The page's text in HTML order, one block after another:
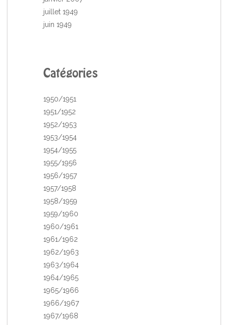
juillet 1949
juin 1949
Catégories
1950/1951
1951/1952
1952/1953
1953/1954
1954/1955
1955/1956
1956/1957
1957/1958
1958/1959
1959/1960
1960/1961
1961/1962
1962/1963
1963/1964
1964/1965
1965/1966
1966/1967
1967/1968